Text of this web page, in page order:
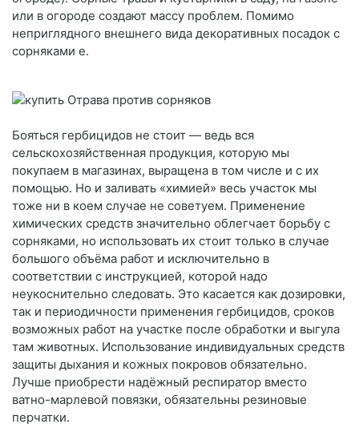
или в огороде создают массу проблем. Помимо
неприглядного внешнего вида декоративных посадок с
сорняками е.
Бояться гербицидов не стоит — ведь вся
сельскохозяйственная продукция, которую мы
покупаем в магазинах, выращена в том числе и с их
помощью. Но и заливать «химией» весь участок мы
тоже ни в коем случае не советуем. Применение
химических средств значительно облегчает борьбу с
сорняками, но использовать их стоит только в случае
большого объёма работ и исключительно в
соответствии с инструкцией, которой надо
неукоснительно следовать. Это касается как дозировки,
так и периодичности применения гербицидов, сроков
возможных работ на участке после обработки и выгула
там животных. Использование индивидуальных средств
защиты дыхания и кожных покровов обязательно.
Лучше приобрести надёжный респиратор вместо
ватно-марлевой повязки, обязательны резиновые
перчатки.